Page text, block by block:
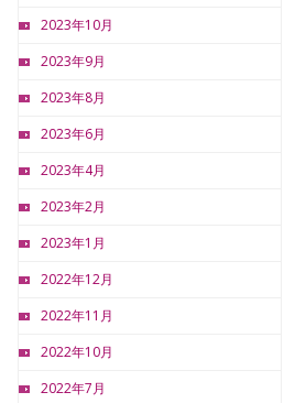
2023年10月
2023年9月
2023年8月
2023年6月
2023年4月
2023年2月
2023年1月
2022年12月
2022年11月
2022年10月
2022年7月